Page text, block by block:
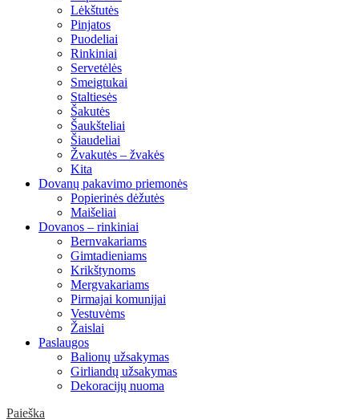
Lėkštutės
Pinjatos
Puodeliai
Rinkiniai
Servetėlės
Smeigtukai
Staltiesės
Šakutės
Šaukšteliai
Šiaudeliai
Žvakutės – žvakės
Kita
Dovanų pakavimo priemonės
Popierinės dėžutės
Maišeliai
Dovanos – rinkiniai
Bernvakariams
Gimtadieniams
Krikštynoms
Mergvakariams
Pirmajai komunijai
Vestuvėms
Žaislai
Paslaugos
Balionų užsakymas
Girliandų užsakymas
Dekoracijų nuoma
Paieška